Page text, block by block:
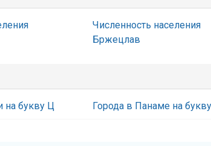
Численность населения
Бржецлав
на букву Ц Города в Панаме на